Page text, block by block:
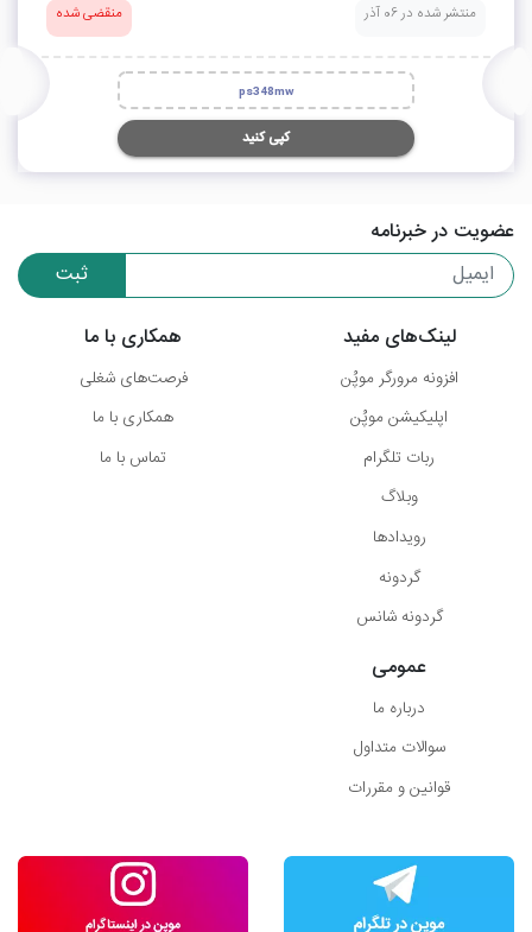
منتشر شده در 06 آذر منقضی شده
ps348mw
کپی کنید
عضویت در خبرنامه
ثبت
لینک‌های مفید
افزونه مرورگر موپُن
اپلیکیشن موپُن
ربات تلگرام
وبلاگ
رویدادها
گردونه
گردونه شانس
همکاری با ما
فرصت‌های شغلی
همکاری با ما
تماس با ما
عمومی
درباره ما
سوالات متداول
قوانین و مقررات